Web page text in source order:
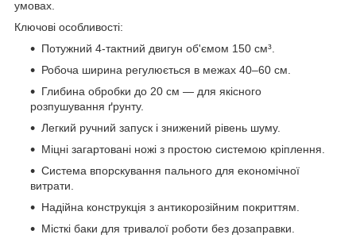
умовах.
Ключові особливості:
Потужний 4-тактний двигун об'ємом 150 см³.
Робоча ширина регулюється в межах 40–60 см.
Глибина обробки до 20 см — для якісного
розпушування ґрунту.
Легкий ручний запуск і знижений рівень шуму.
Міцні загартовані ножі з простою системою кріплення.
Система впорскування пального для економічної
витрати.
Надійна конструкція з антикорозійним покриттям.
Місткі баки для тривалої роботи без дозаправки.